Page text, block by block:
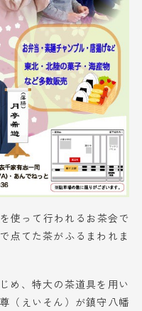
使って行われるお茶会で
点てた茶がふるまわれま
め、特大の茶道具を用い
（えいそん）が鎮守八幡